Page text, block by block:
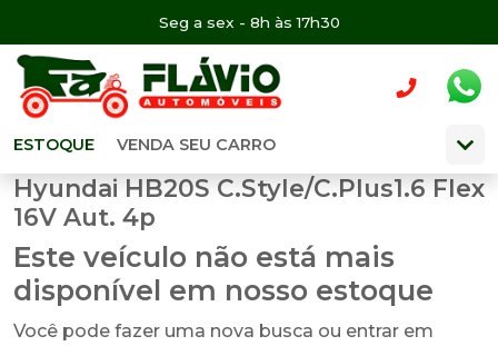
Seg a sex - 8h às 17h30
ESTOQUE VENDA SEU CARRO
Hyundai HB20S C.Style/C.Plus1.6 Flex
16V Aut. 4p
Este veículo não está mais
disponível em nosso estoque
Você pode fazer uma nova busca ou entrar em